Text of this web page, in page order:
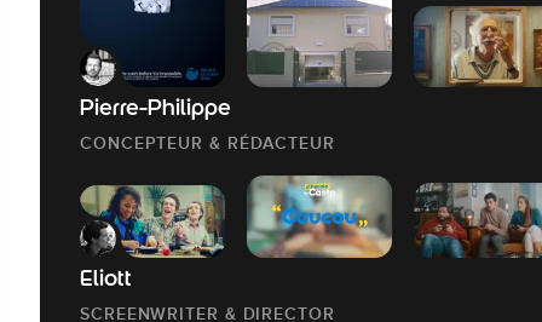
Pierre-Philippe
CONCEPTEUR & RÉDACTEUR
Eliott
SCREENWRITER & DIRECTOR